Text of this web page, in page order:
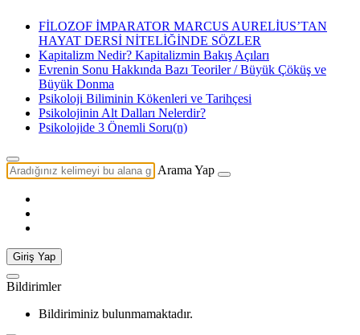
FİLOZOF İMPARATOR MARCUS AURELİUS’TAN
HAYAT DERSİ NİTELİĞİNDE SÖZLER
Kapitalizm Nedir? Kapitalizmin Bakış Açıları
Evrenin Sonu Hakkında Bazı Teoriler / Büyük Çöküş ve
Büyük Donma
Psikoloji Biliminin Kökenleri ve Tarihçesi
Psikolojinin Alt Dalları Nelerdir?
Psikolojide 3 Önemli Soru(n)
Arama Yap
Giriş Yap
Bildirimler
Bildiriminiz bulunmamaktadır.